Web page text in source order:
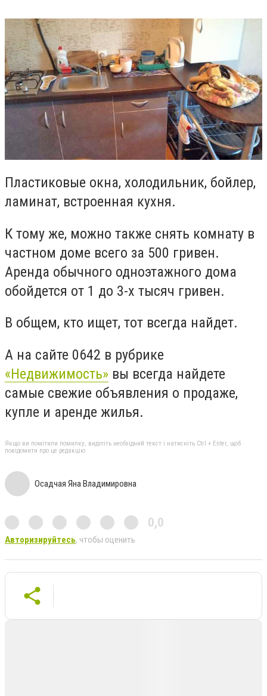
Пластиковые окна, холодильник, бойлер,
ламинат, встроенная кухня.
К тому же, можно также снять комнату в
частном доме всего за 500 гривен.
Аренда обычного одноэтажного дома
обойдется от 1 до 3-х тысяч гривен.
В общем, кто ищет, тот всегда найдет.
А на сайте 0642 в рубрике
«Недвижимость» вы всегда найдете
самые свежие объявления о продаже,
купле и аренде жилья.
Якщо ви помітили помилку, виділіть необхідний текст і натисніть Ctrl + Enter, щоб
повідомити про це редакцію
Осадчая Яна Владимировна
0,0
Авторизируйтесь, чтобы оценить